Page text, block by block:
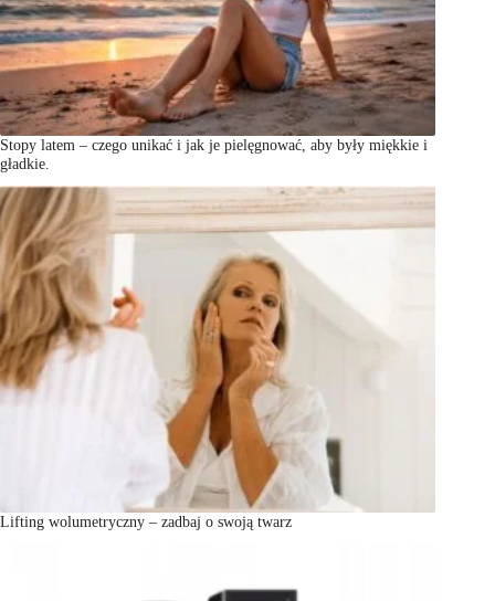
Stopy latem – czego unikać i jak je pielęgnować, aby były miękkie i
gładkie.
Lifting wolumetryczny – zadbaj o swoją twarz